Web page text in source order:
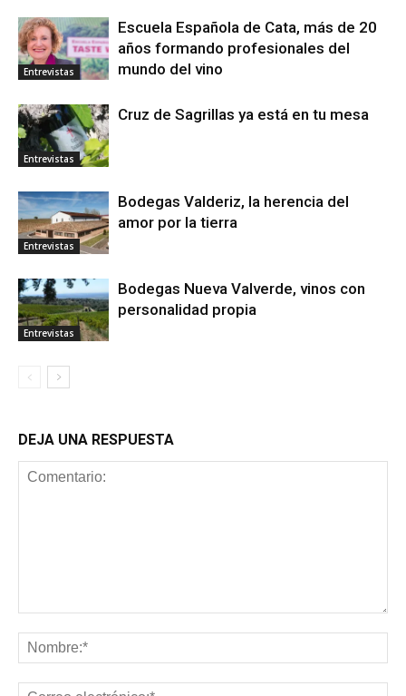
Entrevistas
Escuela Española de Cata, más de 20
años formando profesionales del
mundo del vino
Entrevistas
Cruz de Sagrillas ya está en tu mesa
Entrevistas
Bodegas Valderiz, la herencia del
amor por la tierra
Entrevistas
Bodegas Nueva Valverde, vinos con
personalidad propia
DEJA UNA RESPUESTA